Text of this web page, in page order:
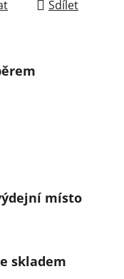
Sdílet
místo
skladem